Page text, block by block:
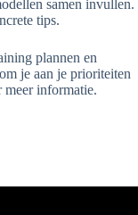
samen invullen.
tips.
plannen en
je aan je prioriteiten
meer informatie.